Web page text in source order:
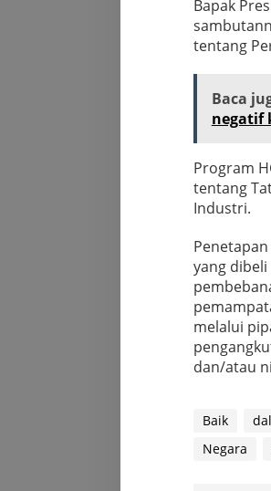
Bapak
tentang
Baca
negatif
Program
tentang
Industri.
yang
melalui
dan/atau
Baik
Negara